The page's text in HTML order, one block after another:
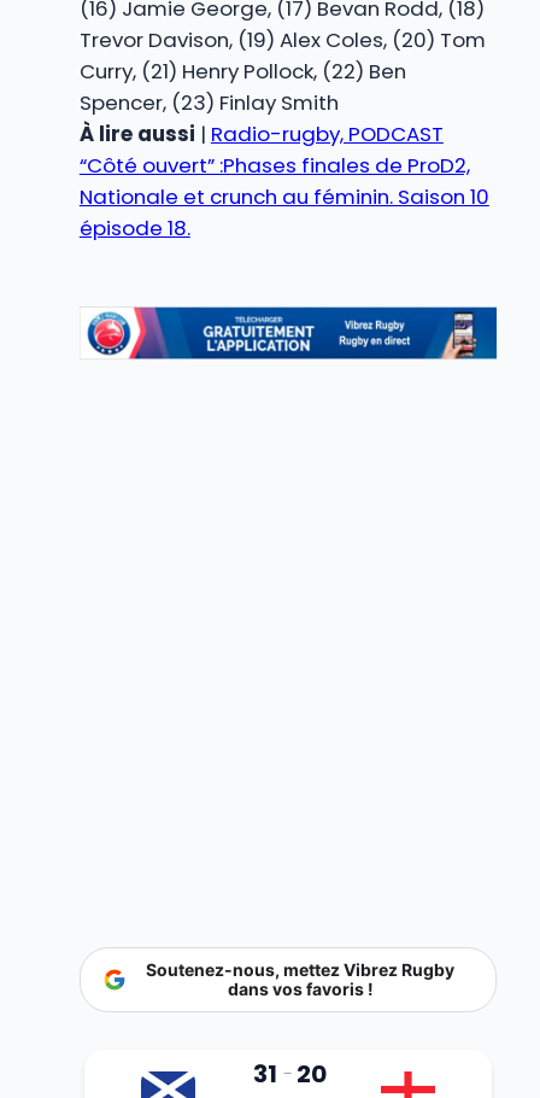
(16) Jamie George, (17) Bevan Rodd, (18)
Trevor Davison, (19) Alex Coles, (20) Tom
Curry, (21) Henry Pollock, (22) Ben
Spencer, (23) Finlay Smith
À lire aussi | Radio-rugby, PODCAST
“Côté ouvert” :Phases finales de ProD2,
Nationale et crunch au féminin. Saison 10
épisode 18.
Soutenez-nous, mettez Vibrez Rugby
dans vos favoris !
31 - 20